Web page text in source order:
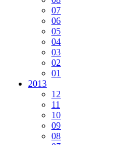
07
06
05
04
03
02
01
2013
12
11
10
09
08